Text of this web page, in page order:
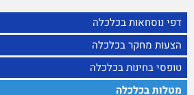
דפי נוסחאות בכלכלה
הצעות מחקר בכלכלה
טופסי בחינות בכלכלה
מטלות בכלכלה